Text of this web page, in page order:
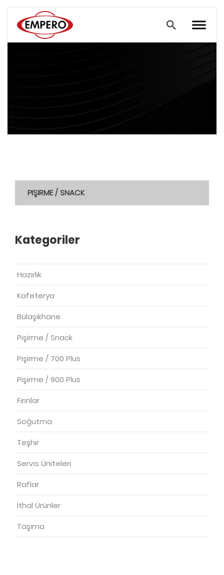
PIŞIRME / SNACK
Kategoriler
Hazırlık
Kafeterya
Bulaşıkhane
Pişirme / Snack
Pişirme / 700 Plus
Pişirme / 900 Plus
Fırınlar
Soğutma
Teşhir
Servis Üniteleri
Raflar
İthal Ürünler
Taşıma